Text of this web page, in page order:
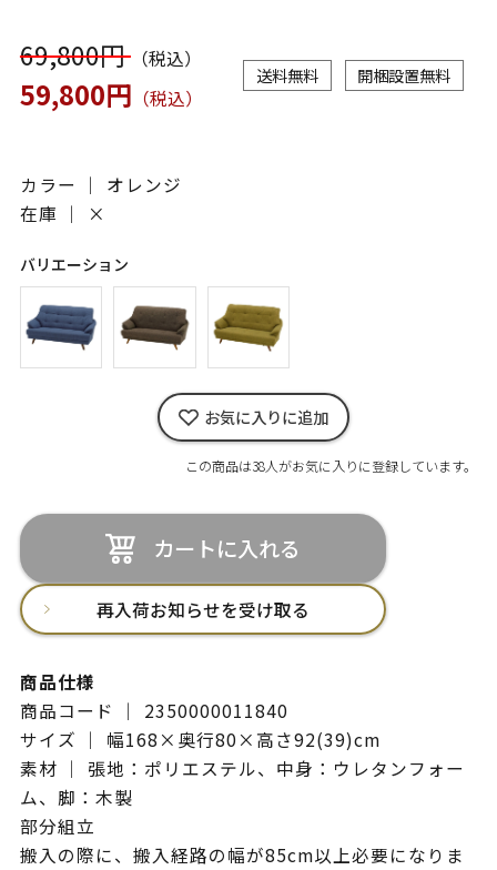
69,800円（税込）
59,800円 （税込）
送料無料 開梱設置無料
カラー ｜ オレンジ
在庫 ｜
×
バリエーション
お気に入りに追加
この商品は38人がお気に入りに登録しています。
カートに入れる
再入荷お知らせを受け取る
商品仕様
商品コード ｜ 2350000011840
サイズ ｜ 幅168×奥行80×高さ92(39)cm
素材 ｜ 張地：ポリエステル、中身：ウレタンフォー
ム、脚：木製
部分組立
搬入の際に、搬入経路の幅が85cm以上必要になりま